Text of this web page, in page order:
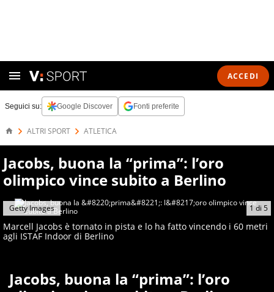
ACCEDI
Seguici su: Google Discover Fonti preferite
ALTRI SPORT ATLETICA
Jacobs, buona la “prima”: l’oro
olimpico vince subito a Berlino
1di 5
Getty Images
Marcell Jacobs è tornato in pista e lo ha fatto vincendo i 60 metri
agli ISTAF Indoor di Berlino
Jacobs, buona la “prima”: l’oro